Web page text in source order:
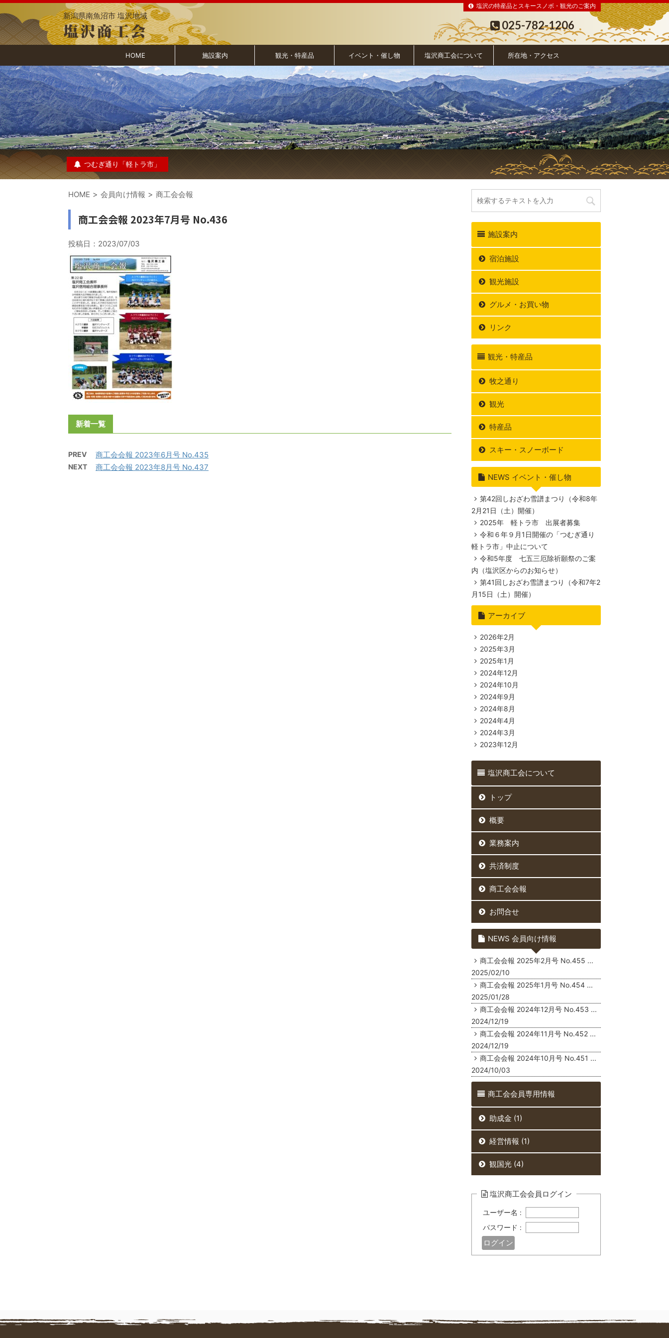
新潟県南魚沼市 塩沢地域
025-782-1206
塩沢の特産品とスキースノボ・観光のご案内
HOME 施設案内 観光・特産品 イベント・催し物 塩沢商工会について 所在地・アクセス
つむぎ通り「軽トラ市」
HOME > 会員向け情報 > 商工会会報
商工会会報 2023年7月号 No.436
投稿日： 2023/07/03
新着一覧
PREV 商工会会報 2023年6月号 No.435
NEXT 商工会会報 2023年8月号 No.437
施設案内
宿泊施設
観光施設
グルメ・お買い物
リンク
観光・特産品
牧之通り
観光
特産品
スキー・スノーボード
NEWS イベント・催し物
第42回しおざわ雪譜まつり（令和8年
2月21日（土）開催）
2025年 軽トラ市 出展者募集
令和６年９月1日開催の「つむぎ通り
軽トラ市」中止について
令和5年度 七五三厄除祈願祭のご案
内（塩沢区からのお知らせ）
第41回しおざわ雪譜まつり（令和7年2
月15日（土）開催）
アーカイブ
2026年2月
2025年3月
2025年1月
2024年12月
2024年10月
2024年9月
2024年8月
2024年4月
2024年3月
2023年12月
塩沢商工会について
トップ
概要
業務案内
共済制度
商工会会報
お問合せ
NEWS 会員向け情報
商工会会報 2025年2月号 No.455 ...
2025/02/10
商工会会報 2025年1月号 No.454 ...
2025/01/28
商工会会報 2024年12月号 No.453 ...
2024/12/19
商工会会報 2024年11月号 No.452 ...
2024/12/19
商工会会報 2024年10月号 No.451 ...
2024/10/03
商工会会員専用情報
助成金 (1)
経営情報 (1)
観国光 (4)
塩沢商工会会員ログイン
ユーザー名 :
パスワード :